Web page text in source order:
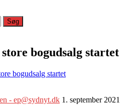
bogudsalg startet
bogudsalg startet
- ep@sydnyt.dk 1. september 2021